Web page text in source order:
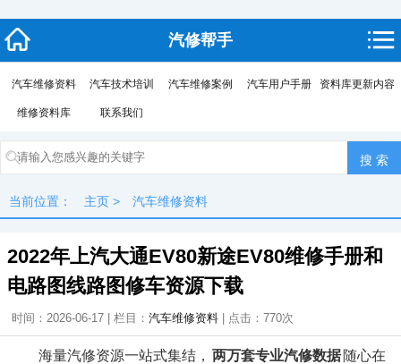
汽修帮手
汽车维修资料 汽车技术培训 汽车维修案例 汽车用户手册 资料库更新内容
维修资料库 联系我们
当前位置： 主页 > 汽车维修资料
2022年上汽大通EV80新途EV80维修手册和
电路图线路图修车资源下载
时间：2026-06-17 | 栏目： 汽车维修资料 | 点击： 770次
海量汽修资源一站式集结， 两万套专业汽修数据 随心在